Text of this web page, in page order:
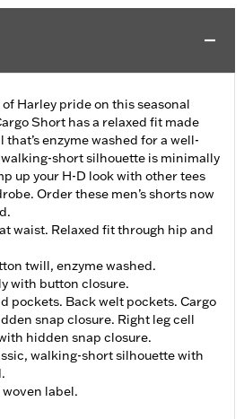
Harley pride on this seasonal
Short has a relaxed fit made
enzyme washed for a well-
short silhouette is minimally
up your H-D look with other tees
Order these men’s shorts now
waist. Relaxed fit through hip and
twill, enzyme washed.
with button closure.
pockets. Back welt pockets. Cargo
snap closure. Right leg cell
hidden snap closure.
walking-short silhouette with
label.